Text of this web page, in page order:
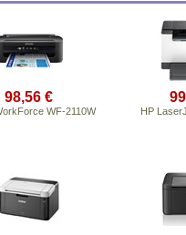
98,56 €
WF-2110W HP